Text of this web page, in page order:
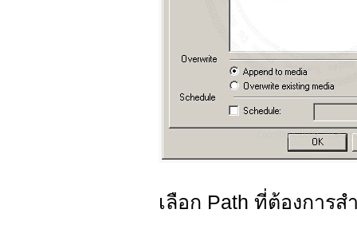
เลือก Path ที่ต้องการส